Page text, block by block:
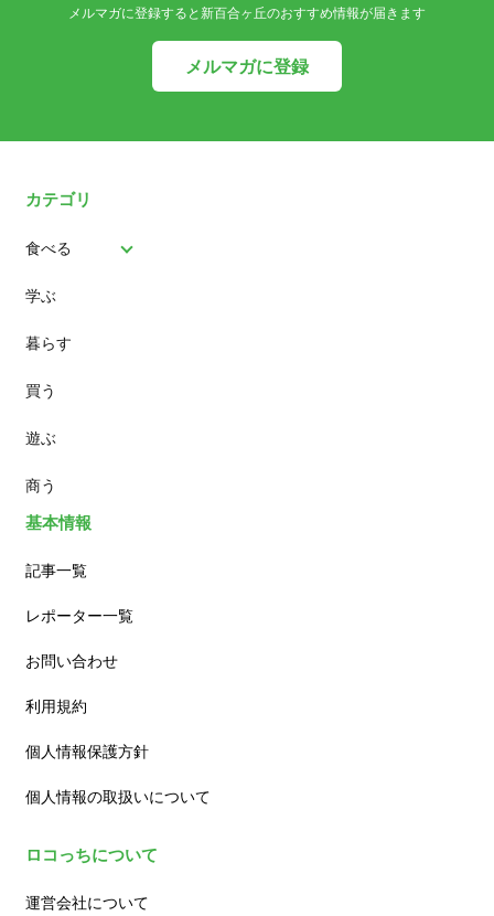
メルマガに登録すると新百合ヶ丘のおすすめ情報が届きます
メルマガに登録
カテゴリ
食べる
パン
スイーツ
ランチ
カフェ
学ぶ
暮らす
買う
遊ぶ
商う
基本情報
記事一覧
レポーター一覧
お問い合わせ
利用規約
個人情報保護方針
個人情報の取扱いについて
ロコっちについて
運営会社について